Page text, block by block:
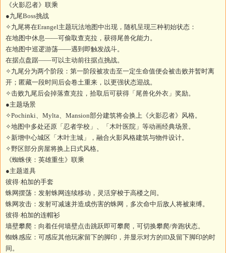
《火影忍者》联乘
●九尾Boss挑战
✧九尾将在Erangel主题玩法地图中出现，随机呈现三种初始状态：
在地图中休息——可偷取查克拉，获得尾兽化能力。
在地图中巡逻游荡——遇到即触发战斗。
在据点盘踞——可以主动前往据点挑战。
✧九尾分为两个阶段：第一阶段被攻击至一定生命值便会被击败并暂时离
开；匿藏一段时间后会卷土重来，以更强状态迎战。
✧击败九尾后会掉落查克拉，拾取后可获得「尾兽化外衣」奖励。
●主题场景
✧Pochinki、Mylta、Mansion部分建筑将会换上《火影忍者》风格。
✧地图中多处还原「忍者学校」、「木叶医院」等动画经典场景。
✧新增中心城区「木叶主城」，融合火影风格建筑与物件设计。
✧野区部分房屋将换上日式风格。
《蜘蛛侠：英雄重生》联乘
●主题道具
彼得·柏加的手套
蛛网摆荡：发射蛛网连续移动，灵活穿梭于高楼之间。
蛛网攻击：发射可减速并造成伤害的蛛网，多次命中后敌人将被束缚。
彼得·柏加的连帽衫
墙壁攀爬：向着任何墙壁点击跳跃即可攀爬，可切换攀爬/奔跑状态。
蜘蛛感应：可感应其他玩家留下的脚印，并显示对方的ID及留下脚印的时
间。